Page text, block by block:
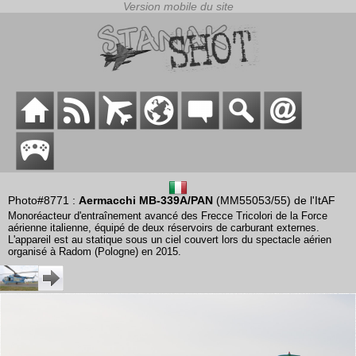
Photo#8771 : Aermacchi MB-339A/PAN (MM55053/55) de l'ItAF
Monoréacteur d'entraînement avancé des Frecce Tricolori de la Force
aérienne italienne, équipé de deux réservoirs de carburant externes.
L'appareil est au statique sous un ciel couvert lors du spectacle aérien
organisé à Radom (Pologne) en 2015.